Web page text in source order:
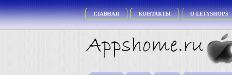
ГЛАВНАЯ КОНТАКТЫ О LETYSHOPS